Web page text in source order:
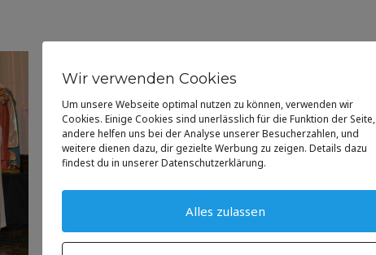
Wir verwenden Cookies
Um unsere Webseite optimal nutzen zu können, verwenden wir
Cookies. Einige Cookies sind unerlässlich für die Funktion der Seite,
andere helfen uns bei der Analyse unserer Besucherzahlen, und
weitere dienen dazu, dir gezielte Werbung zu zeigen. Details dazu
findest du in unserer Datenschutzerklärung.
Alles zulassen